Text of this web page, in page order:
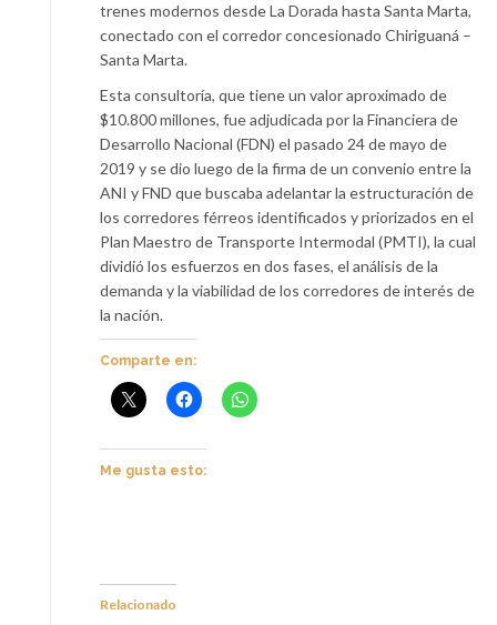
trenes modernos desde La Dorada hasta Santa Marta,
conectado con el corredor concesionado Chiriguaná –
Santa Marta.
Esta consultoría, que tiene un valor aproximado de
$10.800 millones, fue adjudicada por la Financiera de
Desarrollo Nacional (FDN) el pasado 24 de mayo de
2019 y se dio luego de la firma de un convenio entre la
ANI y FND que buscaba adelantar la estructuración de
los corredores férreos identificados y priorizados en el
Plan Maestro de Transporte Intermodal (PMTI), la cual
dividió los esfuerzos en dos fases, el análisis de la
demanda y la viabilidad de los corredores de interés de
la nación.
Comparte en:
Me gusta esto:
Relacionado